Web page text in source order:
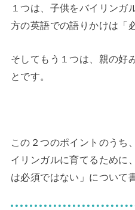
１つは、子供をバイリンガ
方の英語での語りかけは「
そしてもう１つは、親の好
とです。
この２つのポイントのうち
イリンガルに育てるために
は必須ではない」について